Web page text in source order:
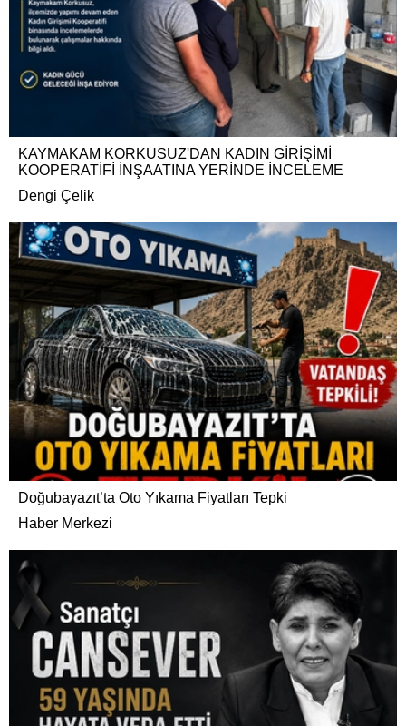
KAYMAKAM KORKUSUZ'DAN KADIN GİRİŞİMİ
KOOPERATİFİ İNŞAATINA YERİNDE İNCELEME
Dengi Çelik
Doğubayazıt’ta Oto Yıkama Fiyatları Tepki
Haber Merkezi